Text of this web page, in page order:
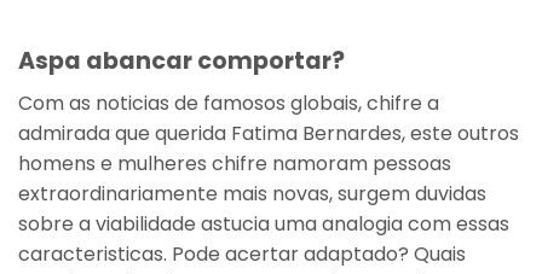
Aspa abancar comportar?
Com as noticias de famosos globais, chifre a
admirada que querida Fatima Bernardes, este outros
homens e mulheres chifre namoram pessoas
extraordinariamente mais novas, surgem duvidas
sobre a viabilidade astucia uma analogia com essas
caracteristicas. Pode acertar adaptado? Quais